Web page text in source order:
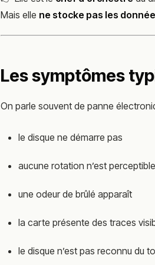
Mais elle ne stocke pas les
Les symptômes
On parle souvent de panne
le disque ne démarre pas
aucune rotation n’est perceptible
une odeur de brûlé apparaît
la carte présente des traces
le disque n’est pas reconnu du